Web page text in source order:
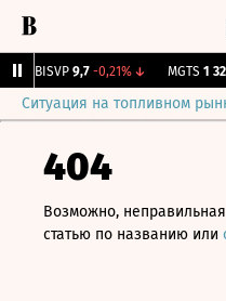
BISVP 9,7 -0,21% ↓ MGTS 1 326
Ситуация на топливном
404
Возможно,
статью по названию или